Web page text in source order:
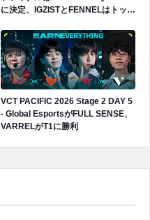
に決定、IGZISTとFENNELはトップ
VCT PACIFIC 2026 Stage 2 DAY 5
- Global EsportsがFULL SENSE、
VARRELがT1に勝利